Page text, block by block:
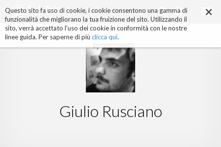
×
Questo sito fa uso di cookie, i cookie consentono una gamma di
funzionalità che migliorano la tua fruizione del sito. Utilizzando il
sito, verrà accettato l'uso dei cookie in conformità con le nostre
linee guida. Per saperne di più clicca qui.
ai
contenuti.
|
alla
navigazione
Giulio Rusciano